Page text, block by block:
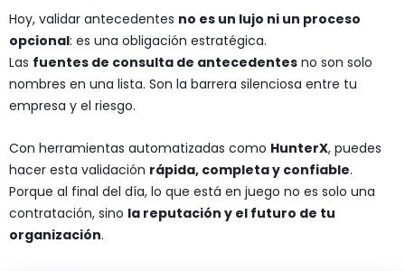
Hoy, validar antecedentes no es un lujo ni un proceso
opcional: es una obligación estratégica.
Las fuentes de consulta de antecedentes no son solo
nombres en una lista. Son la barrera silenciosa entre tu
empresa y el riesgo.
Con herramientas automatizadas como HunterX, puedes
hacer esta validación rápida, completa y confiable.
Porque al final del día, lo que está en juego no es solo una
contratación, sino la reputación y el futuro de tu
organización.